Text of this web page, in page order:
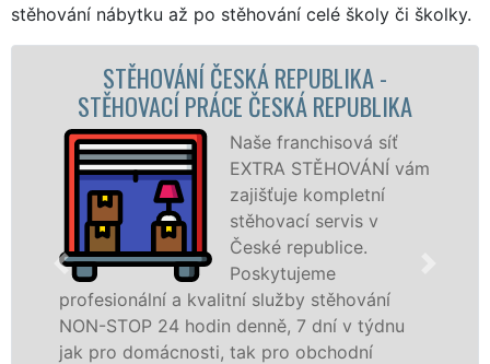
stěhování nábytku až po stěhování celé školy či školky.
REPUBLIKA -
ČESKÁ REPUBLIKA
Naše franchisová síť
EXTRA STĚHOVÁNÍ vám
zajišťuje kompletní
stěhovací servis v
České republice.
Poskytujeme
služby stěhování
denně, 7 dní v týdnu
tak pro obchodní
STĚHOVACÍ
STĚHOVACÍ
služby zajišťujeme
celém okresu
kvality franchisové